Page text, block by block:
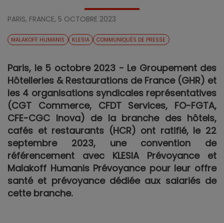
PARIS, FRANCE, 5 OCTOBRE 2023
MALAKOFF HUMANIS KLESIA COMMUNIQUÉS DE PRESSE
Paris, le 5 octobre 2023 - Le Groupement des
Hôtelleries & Restaurations de France (GHR) et
les 4 organisations syndicales représentatives
(CGT Commerce, CFDT Services, FO-FGTA,
CFE-CGC Inova) de la branche des hôtels,
cafés et restaurants (HCR) ont ratifié, le 22
septembre 2023, une convention de
référencement avec KLESIA Prévoyance et
Malakoff Humanis Prévoyance pour leur offre
santé et prévoyance dédiée aux salariés de
cette branche.